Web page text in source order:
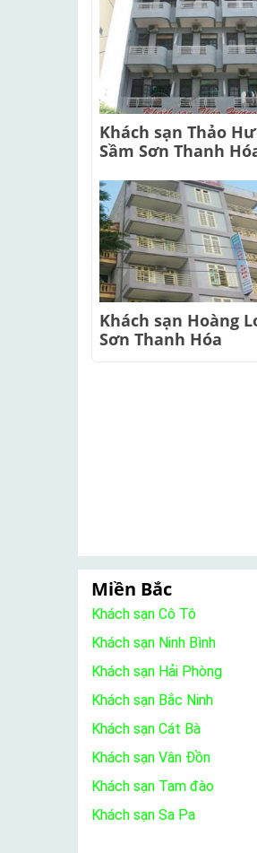
Khách sạn Thảo
Sầm Sơn Thanh
Khách sạn Hoàng
Sơn Thanh Hóa
Miền Bắc
Khách sạn Cô Tô
Khách sạn Ninh Bình
Khách sạn Hải Phòng
Khách sạn Bắc Ninh
Khách sạn Cát Bà
Khách sạn Vân Đồn
Khách sạn Tam đào
Khách sạn Sa Pa